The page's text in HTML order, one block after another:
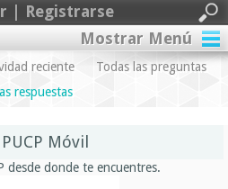
| Registrarse
Mostrar Menú
reciente
Todas las preguntas
respuestas
Móvil
desde donde te encuentres.